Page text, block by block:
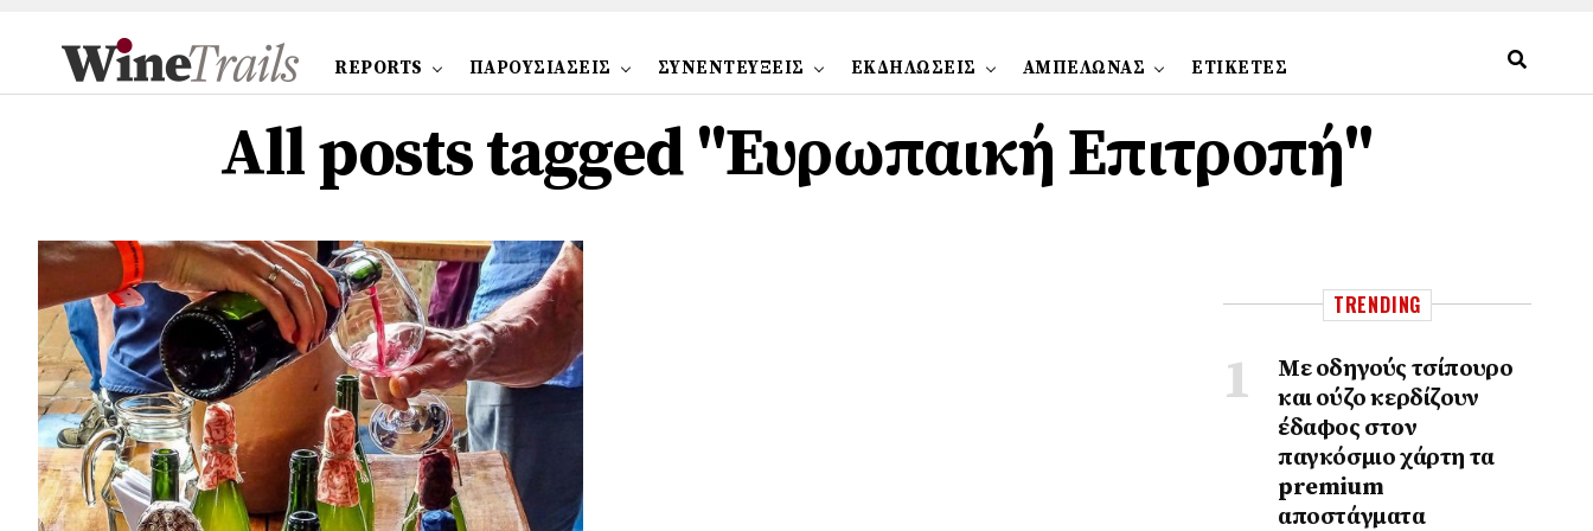
REPORTS ΠΑΡΟΥΣΙΑΣΕΙΣ ΣΥΝΕΝΤΕΥΞΕΙΣ ΕΚΔΗΛΩΣΕΙΣ ΑΜΠΕΛΩΝΑΣ ΕΤΙΚΕΤΕΣ
All posts tagged "Ευρωπαική Επιτροπή"
TRENDING
Με οδηγούς τσίπουρο
και ούζο κερδίζουν
έδαφος στoν
παγκόσμιο χάρτη τα
premium
αποστάγματα